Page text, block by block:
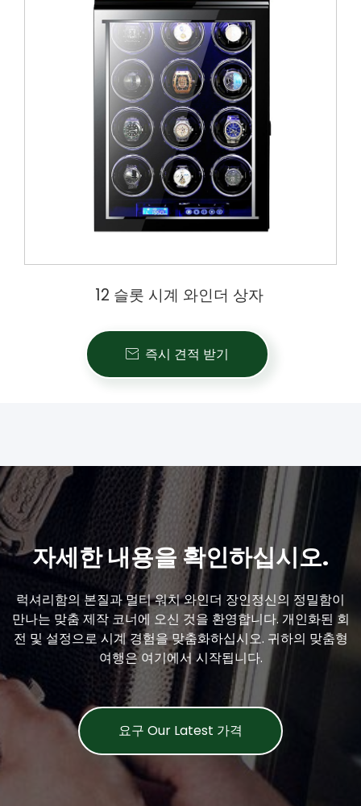
12 슬롯 시계 와인더 상자
 즉시 견적 받기
자세한 내용을 확인하십시오.
럭셔리함의 본질과 멀티 워치 와인더 장인정신의 정밀함이
만나는 맞춤 제작 코너에 오신 것을 환영합니다. 개인화된 회
전 및 설정으로 시계 경험을 맞춤화하십시오. 귀하의 맞춤형
여행은 여기에서 시작됩니다.
요구 Our Latest 가격